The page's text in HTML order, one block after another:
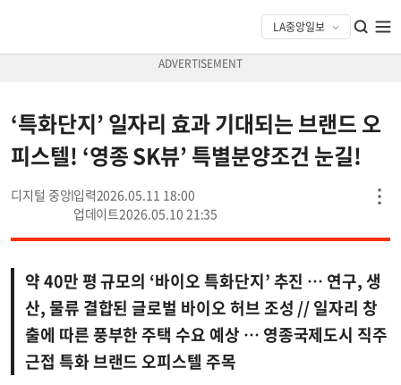
‘특화단지’ 일자리 효과 기대되는 브랜드 오
피스텔! ‘영종 SK뷰’ 특별분양조건 눈길!
디지털 중앙
2026.05.11 18:00
2026.05.10 21:35
약 40만 평 규모의 ‘바이오 특화단지’ 추진 … 연구, 생
산, 물류 결합된 글로벌 바이오 허브 조성 // 일자리 창
출에 따른 풍부한 주택 수요 예상 … 영종국제도시 직주
근접 특화 브랜드 오피스텔 주목